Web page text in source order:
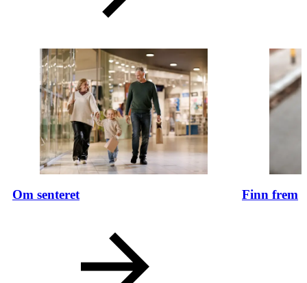
Om senteret Finn frem